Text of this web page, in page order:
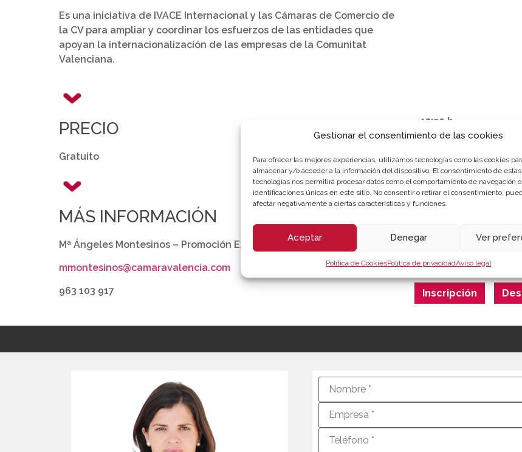
Gestionar el consentimiento de las cookies
Para ofrecer las mejores experiencias, utilizamos tecnologías como las cookies
almacenar y/o acceder a la información del dispositivo. El consentimiento de estas
tecnologías nos permitirá procesar datos como el comportamiento de navegación
identificaciones únicas en este sitio. No consentir o retirar el consentimiento,
afectar negativamente a ciertas características y funciones.
Aceptar Denegar Ver
Política de CookiesPolítica de privacidadAviso legal
Es una iniciativa de IVACE Internacional y las Cámaras de Comercio de
la CV para ampliar y coordinar los esfuerzos de las entidades que
apoyan la internacionalización de las empresas de la Comunitat
Valenciana.
PRECIO
Gratuito
MÁS INFORMACIÓN
Mª Ángeles Montesinos – Promoción Exterior
mmontesinos@camaravalencia.com
963 103 917
12:50 h.
LUGAR DE
Webinar - Cámara
[jornada-duracion2]
Inscripción